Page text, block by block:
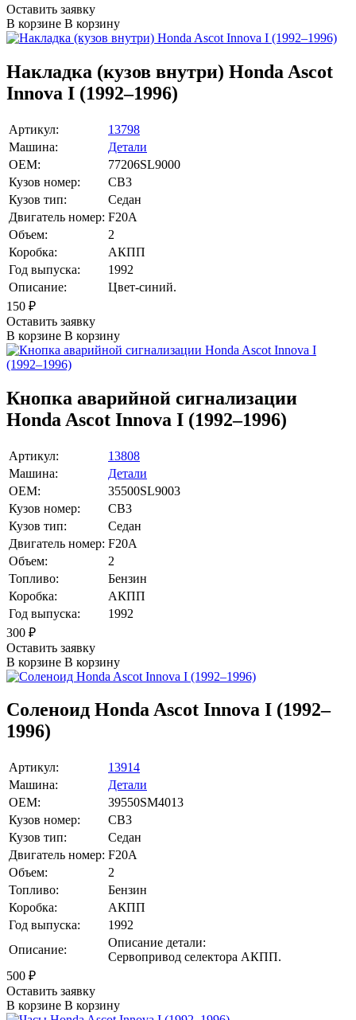
Оставить заявку
В корзине В корзину
Накладка (кузов внутри) Honda Ascot
Innova I (1992–1996)
Артикул:
13798
Машина:
Детали
OEM:
77206SL9000
Кузов номер:
CB3
Кузов тип:
Седан
Двигатель номер: F20A
Объем:
2
Коробка:
АКПП
Год выпуска:
1992
Описание:
Цвет-синий.
150 ₽
Оставить заявку
В корзине В корзину
Кнопка аварийной сигнализации
Honda Ascot Innova I (1992–1996)
Артикул:
13808
Машина:
Детали
OEM:
35500SL9003
Кузов номер:
CB3
Кузов тип:
Седан
Двигатель номер: F20A
Объем:
2
Топливо:
Бензин
Коробка:
АКПП
Год выпуска:
1992
300 ₽
Оставить заявку
В корзине В корзину
Соленоид Honda Ascot Innova I (1992–
1996)
Артикул:
13914
Машина:
Детали
OEM:
39550SM4013
Кузов номер:
CB3
Кузов тип:
Седан
Двигатель номер: F20A
Объем:
2
Топливо:
Бензин
Коробка:
АКПП
Год выпуска:
1992
Описание:
Описание детали:
Сервопривод селектора АКПП.
500 ₽
Оставить заявку
В корзине В корзину